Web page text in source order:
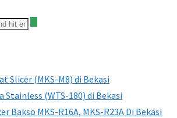
Slicer (MKS-M8) di Bekasi
Stainless (WTS-180) di Bekasi
Bakso MKS-R16A, MKS-R23A Di Bekasi